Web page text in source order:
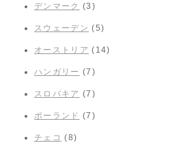
デンマーク (3)
スウェーデン (5)
オーストリア (14)
ハンガリー (7)
スロバキア (7)
ポーランド (7)
チェコ (8)